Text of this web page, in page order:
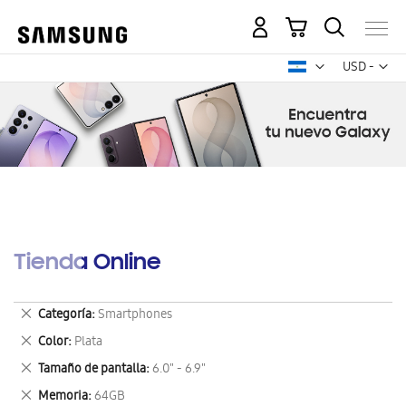
USD -
dólar
Mi carrito
Tienda Online
Categoría Smartphones
Eliminar
este
artículo
Color Plata
Eliminar
este
artículo
Tamaño de pantalla 6.0" - 6.9"
Eliminar
este
Memoria 64GB
Eliminar